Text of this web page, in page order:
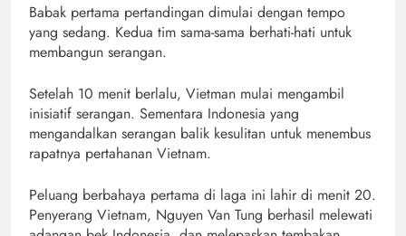
Babak pertama pertandingan dimulai dengan tempo
yang sedang. Kedua tim sama-sama berhati-hati untuk
membangun serangan.
Setelah 10 menit berlalu, Vietman mulai mengambil
inisiatif serangan. Sementara Indonesia yang
mengandalkan serangan balik kesulitan untuk menembus
rapatnya pertahanan Vietnam.
Peluang berbahaya pertama di laga ini lahir di menit 20.
Penyerang Vietnam, Nguyen Van Tung berhasil melewati